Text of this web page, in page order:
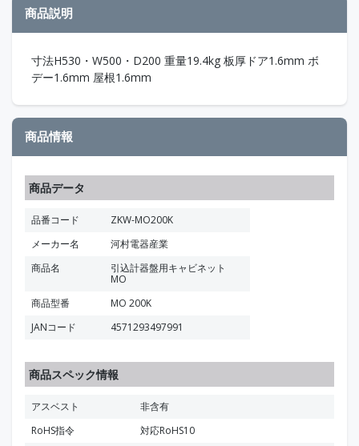
商品説明
寸法H530・W500・D200 重量19.4kg 板厚ドア1.6mm ボ
デー1.6mm 屋根1.6mm
商品情報
商品データ
品番コード
ZKW-MO200K
メーカー名
河村電器産業
商品名
引込計器盤用キャビネット
MO
商品型番
MO 200K
JANコード
4571293497991
商品スペック情報
アスベスト
非含有
RoHS指令
対応RoHS10